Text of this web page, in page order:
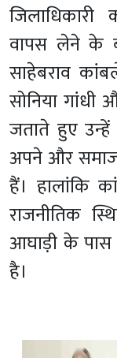
वापस लेने के
साहेबराव
सोनिया गांधी
जताते हुए उन्हें
अपने और
हैं। हालांकि
राजनीतिक
आघाड़ी के
है।